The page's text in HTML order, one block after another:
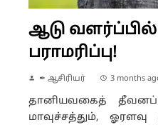
ஆடு
பராமரிப்பு!
✒ ஆசிரியர் 3 months
தானியவகைத் தீவனப்
மாவுச்சத்தும்,